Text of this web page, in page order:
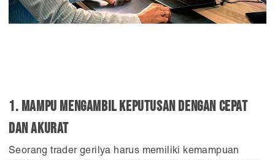
1. Mampu mengambil keputusan dengan cepat
dan akurat
Seorang trader gerilya harus memiliki kemampuan